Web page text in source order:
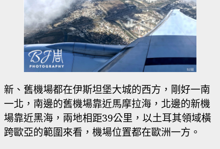
新、舊機場都在伊斯坦堡大城的西方，剛好一南
一北，南邊的舊機場靠近馬摩拉海，北邊的新機
場靠近黑海，兩地相距39公里，以土耳其領域橫
跨歐亞的範圍來看，機場位置都在歐洲一方。